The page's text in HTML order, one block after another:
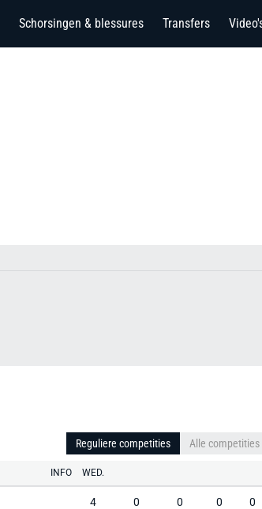
Schorsingen & blessures Transfers
Reguliere competities Alle competities
INFO WED.
4 0 0 0 0